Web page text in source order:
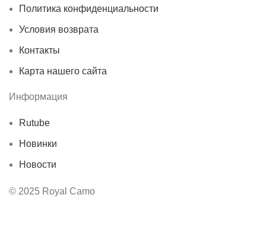
Политика конфиденциальности
Условия возврата
Контакты
Карта нашего сайта
Информация
Rutube
Новинки
Новости
© 2025 Royal Camo